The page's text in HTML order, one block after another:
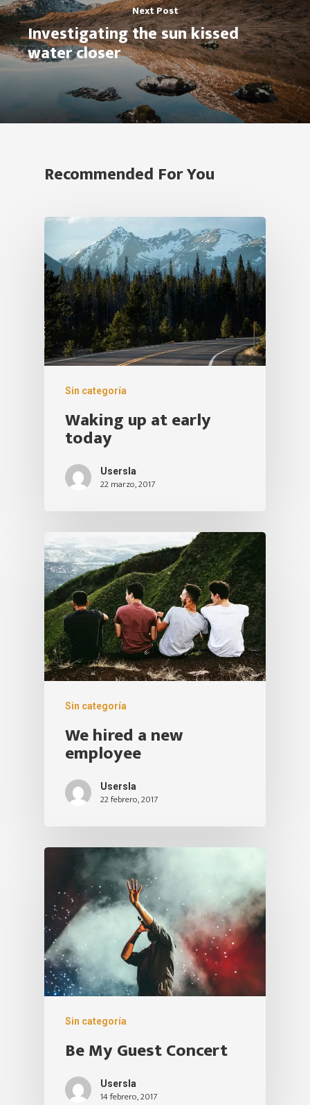
Next Post
Investigating the sun kissed
water closer
Recommended For You
Sin categoría
Waking up at early
today
Usersla
22 marzo, 2017
Sin categoría
We hired a new
employee
Usersla
22 febrero, 2017
Sin categoría
Be My Guest Concert
Usersla
14 febrero, 2017